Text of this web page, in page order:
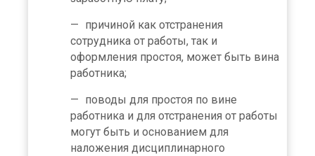
причиной как отстранения
сотрудника от работы, так и
оформления простоя, может быть вина
работника;
поводы для простоя по вине
работника и для отстранения от работы
могут быть и основанием для
наложения дисциплинарного